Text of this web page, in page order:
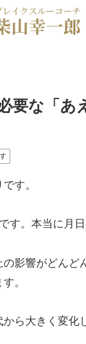
要な「あ
す。
す。本当に月
影響がどん
。
ら大きく変化